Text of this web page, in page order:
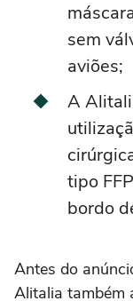
sem
aviões;
A
tipo
bordo
Antes do
Alitalia também